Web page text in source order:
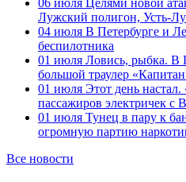
06 июля Целями новой
Лужский полигон, Усть-
04 июля В Петербурге и
беспилотника
01 июля Ловись, рыбка. В
большой траулер
01 июля Этот день
пассажиров электричек с
01 июля Тунец в пару к
огромную партию
Все новости